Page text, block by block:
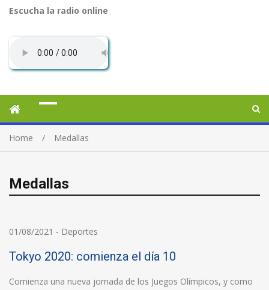
Escucha la radio online
Home Medallas
Medallas
01/08/2021 - Deportes
Tokyo 2020: comienza el día 10
Comienza una nueva jornada de los Juegos Olímpicos, y como